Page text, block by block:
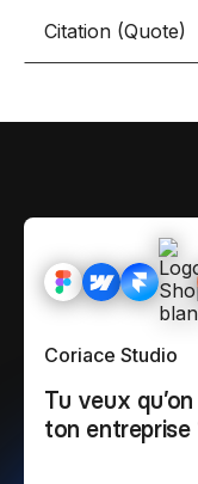
Citation (Quote)
Coriace Studio
Tu veux
ton entreprise